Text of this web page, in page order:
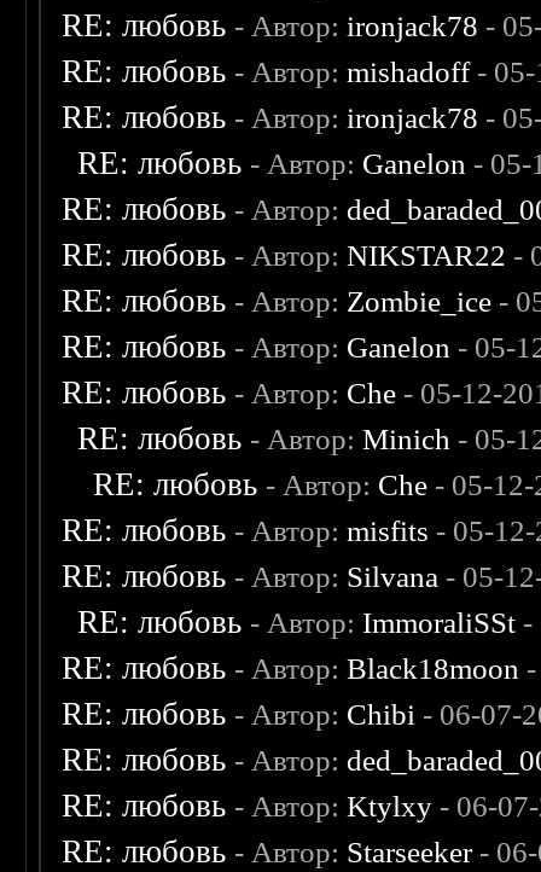
RE: любовь - Автор: ironjack78 -
RE: любовь - Автор:mishadoff- 05-
RE: любовь - Автор: ironjack78 -
RE: любовь - Автор: Ganelon - 05-
RE: любовь - Автор:
RE: любовь - Автор:NIKSTAR22 -
RE: любовь - Автор: Zombie_ice -
RE: любовь - Автор: Ganelon - 05-
RE: любовь - Автор: Che - 05-12-
RE: любовь - Автор:Minich - 05-
RE: любовь - Автор: Che - 05-
RE: любовь - Автор:misfits - 05-
RE: любовь - Автор: Silvana - 05-
RE: любовь - Автор: ImmoraliSSt -
RE: любовь - Автор:Black18moon
RE: любовь - Автор: Chibi - 06-07-
RE: любовь - Автор:
RE: любовь - Автор:Ktylxy - 06-
RE: любовь - Автор: Starseeker- 06-